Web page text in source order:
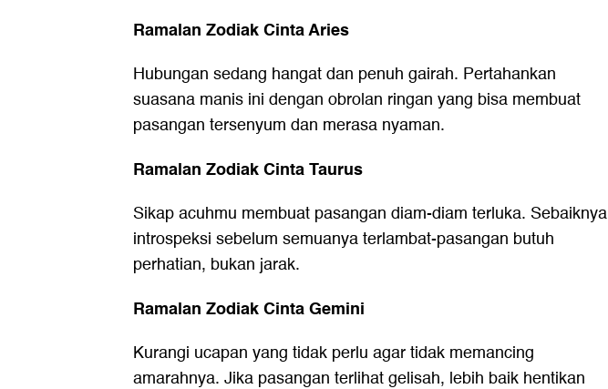
Ramalan Zodiak Cinta Aries
Hubungan sedang hangat dan penuh gairah. Pertahankan
suasana manis ini dengan obrolan ringan yang bisa membuat
pasangan tersenyum dan merasa nyaman.
Ramalan Zodiak Cinta Taurus
Sikap acuhmu membuat pasangan diam-diam terluka. Sebaiknya
introspeksi sebelum semuanya terlambat-pasangan butuh
perhatian, bukan jarak.
Ramalan Zodiak Cinta Gemini
Kurangi ucapan yang tidak perlu agar tidak memancing
amarahnya. Jika pasangan terlihat gelisah, lebih baik hentikan